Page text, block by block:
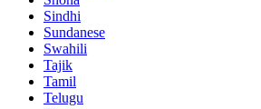
Sindhi
Sundanese
Swahili
Tajik
Tamil
Telugu